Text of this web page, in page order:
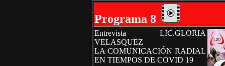
Programa 8
Entrevista LIC.GLORIA
VELASQUEZ
LA COMUNICACIÓN RADIAL
EN TIEMPOS DE COVID 19